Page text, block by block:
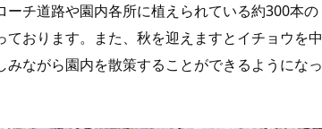
チ道路や園内各所に植えられている約300本の
おります。また、秋を迎えますとイチョウを中
ながら園内を散策することができるようになっ